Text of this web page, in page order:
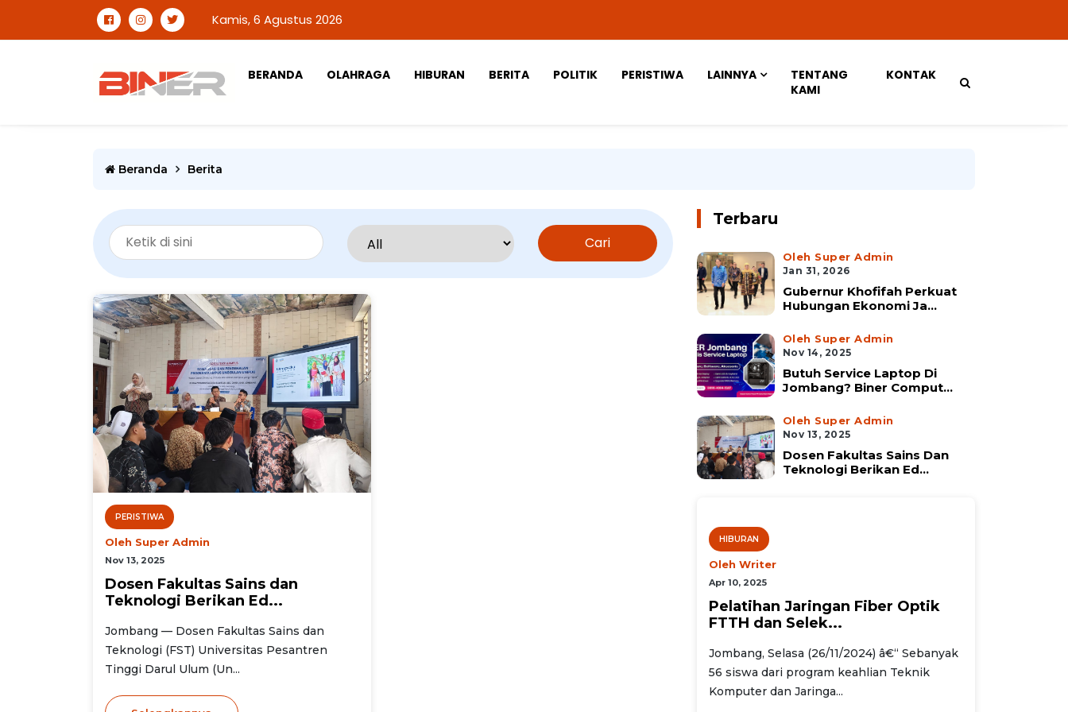
Kamis, 6 Agustus 2026
BERANDA OLAHRAGA HIBURAN BERITA POLITIK PERISTIWA LAINNYA
TENTANG
KAMI
KONTAK
Beranda Berita
Cari
PERISTIWA
Oleh Super Admin
Nov 13, 2025
Dosen Fakultas Sains dan
Teknologi Berikan Ed...
Jombang — Dosen Fakultas Sains dan
Teknologi (FST) Universitas Pesantren
Tinggi Darul Ulum (Un...
Terbaru
Oleh Super Admin
Jan 31, 2026
Gubernur Khofifah Perkuat
Hubungan Ekonomi Ja...
Oleh Super Admin
Nov 14, 2025
Butuh Service Laptop Di
Jombang? Biner Comput...
Oleh Super Admin
Nov 13, 2025
Dosen Fakultas Sains Dan
Teknologi Berikan Ed...
HIBURAN
Oleh Writer
Apr 10, 2025
Pelatihan Jaringan Fiber Optik
FTTH dan Selek...
Jombang, Selasa (26/11/2024) â€“ Sebanyak
56 siswa dari program keahlian Teknik
Komputer dan Jaringa...